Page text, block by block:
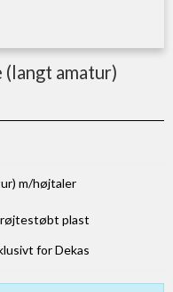
amatur)
m/højtaler
plast
for Dekas